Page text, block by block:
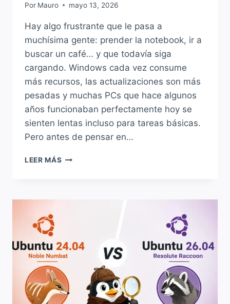
Por Mauro mayo 13, 2026
Hay algo frustrante que le pasa a
muchísima gente: prender la notebook, ir a
buscar un café… y que todavía siga
cargando. Windows cada vez consume
más recursos, las actualizaciones son más
pesadas y muchas PCs que hace algunos
años funcionaban perfectamente hoy se
sienten lentas incluso para tareas básicas.
Pero antes de pensar en…
LEER MÁS ¿TU
DISTROS
PARA
VIDA